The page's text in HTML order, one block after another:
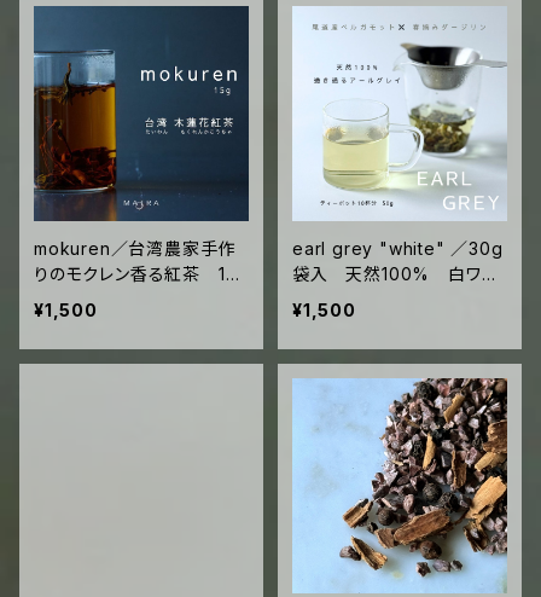
mokuren／台湾農家手作
りのモクレン香る紅茶 15g
袋入 ("glass tea"10回
分)
¥1,500
earl grey "white" ／30g
袋入 天然100% 白ワイ
ンのようなアールグレイ
尾道産ベルガモット×春摘
みダージリン ("tea po
t"10回分)
¥1,500